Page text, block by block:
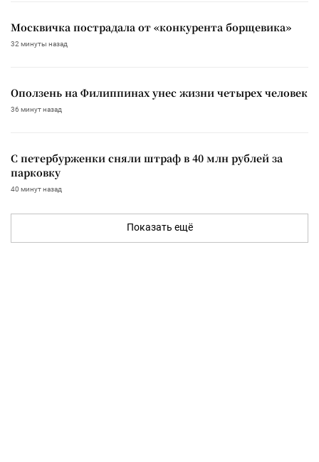
Москвичка пострадала от «конкурента борщевика»
32 минуты назад
Оползень на Филиппинах унес жизни четырех человек
36 минут назад
С петербурженки сняли штраф в 40 млн рублей за
парковку
40 минут назад
Показать ещё